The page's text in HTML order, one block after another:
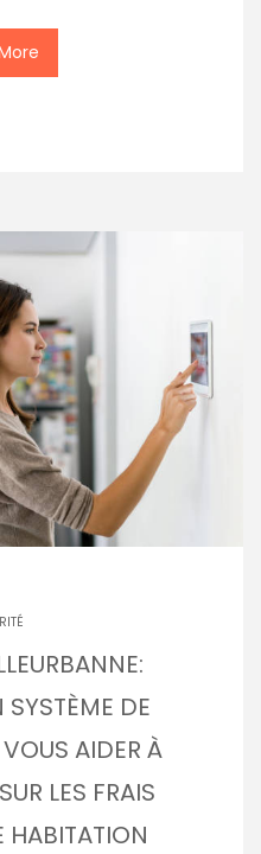
DE
AIDER À
LES FRAIS
HABITATION